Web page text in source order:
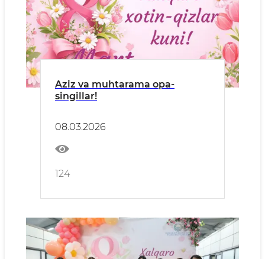
Aziz va muhtarama opa-
singillar!
08.03.2026
124